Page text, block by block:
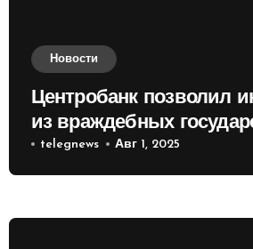
Новости
Центробанк позволил
из враждебных
приобретать валюту
telegnews Авг 1, 2025